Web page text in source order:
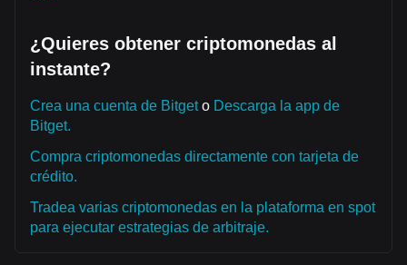
¿Quieres obtener criptomonedas al
instante?
Crea una cuenta de Bitgeto Descarga la app de
Bitget.
Compra criptomonedas directamente con tarjeta de
crédito.
Tradea varias criptomonedas en la plataforma en spot
para ejecutar estrategias de arbitraje.